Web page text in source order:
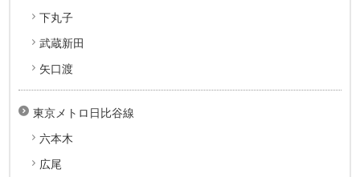
下丸子
武蔵新田
矢口渡
東京メトロ日比谷線
六本木
広尾